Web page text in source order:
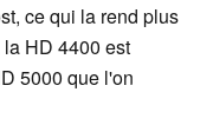
ce qui la rend plus
HD 4400 est
5000 que l'on